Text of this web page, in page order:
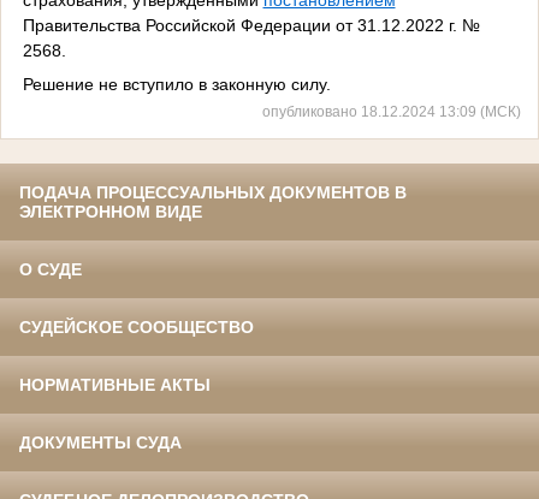
Правительства Российской Федерации от 31.12.2022 г. №
2568.
Решение не вступило в законную силу.
опубликовано 18.12.2024 13:09 (МСК)
ПОДАЧА ПРОЦЕССУАЛЬНЫХ ДОКУМЕНТОВ В
ЭЛЕКТРОННОМ ВИДЕ
О СУДЕ
СУДЕЙСКОЕ СООБЩЕСТВО
НОРМАТИВНЫЕ АКТЫ
ДОКУМЕНТЫ СУДА